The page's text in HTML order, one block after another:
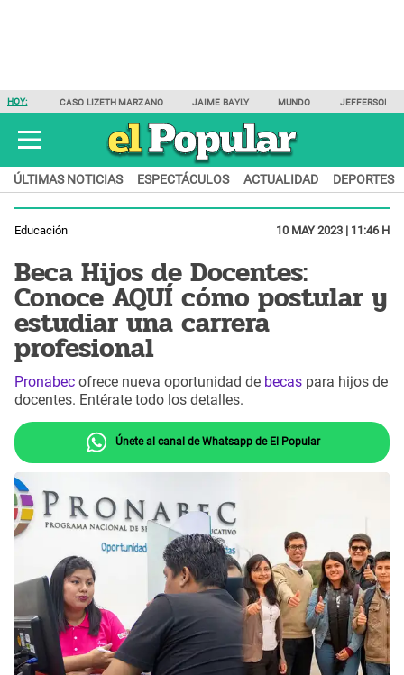
HOY: CASO LIZETH MARZANO JAIME BAYLY MUNDO JEFFERSON
ÚLTIMAS NOTICIAS ESPECTÁCULOS ACTUALIDAD DEPORTES
Educación 10 MAY 2023 | 11:46 H
Beca Hijos de Docentes:
Conoce AQUÍ cómo postular y
estudiar una carrera
profesional
Pronabec ofrece nueva oportunidad de becas para hijos de
docentes. Entérate todo los detalles.
Únete al canal de Whatsapp de El Popular